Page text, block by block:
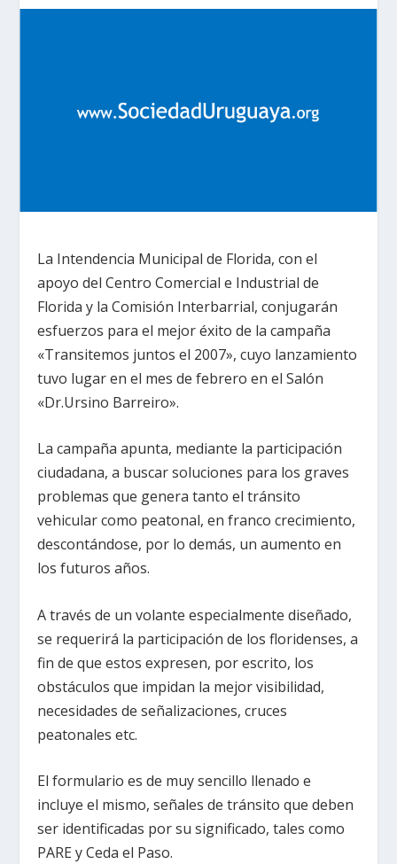
La Intendencia Municipal de Florida, con el
apoyo del Centro Comercial e Industrial de
Florida y la Comisión Interbarrial, conjugarán
esfuerzos para el mejor éxito de la campaña
«Transitemos juntos el 2007», cuyo lanzamiento
tuvo lugar en el mes de febrero en el Salón
«Dr.Ursino Barreiro».
La campaña apunta, mediante la participación
ciudadana, a buscar soluciones para los graves
problemas que genera tanto el tránsito
vehicular como peatonal, en franco crecimiento,
descontándose, por lo demás, un aumento en
los futuros años.
A través de un volante especialmente diseñado,
se requerirá la participación de los floridenses, a
fin de que estos expresen, por escrito, los
obstáculos que impidan la mejor visibilidad,
necesidades de señalizaciones, cruces
peatonales etc.
El formulario es de muy sencillo llenado e
incluye el mismo, señales de tránsito que deben
ser identificadas por su significado, tales como
PARE y Ceda el Paso.